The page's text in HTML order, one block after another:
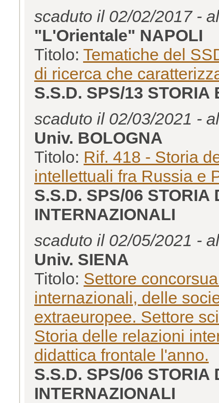
scaduto il 02/02/2017 -
"L'Orientale" NAPOLI
Titolo: Tematiche del
di ricerca che
S.S.D. SPS/13
scaduto il 02/03/2021 -
Univ. BOLOGNA
Titolo: Rif. 418 - Storia
intellettuali fra Russia e
S.S.D. SPS/06
INTERNAZIONALI
scaduto il 02/05/2021 -
Univ. SIENA
Titolo: Settore
internazionali, delle
extraeuropee. Settore
Storia delle relazioni
didattica frontale l'anno.
S.S.D. SPS/06
INTERNAZIONALI